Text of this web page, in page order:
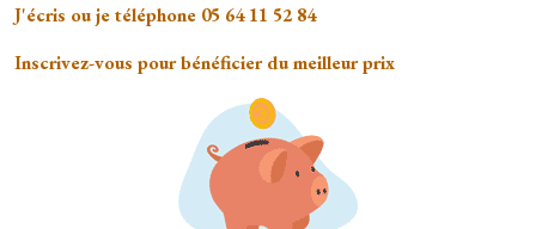
J'écris ou je téléphone 05 64 11 52 84
Inscrivez-vous pour bénéficier du meilleur prix